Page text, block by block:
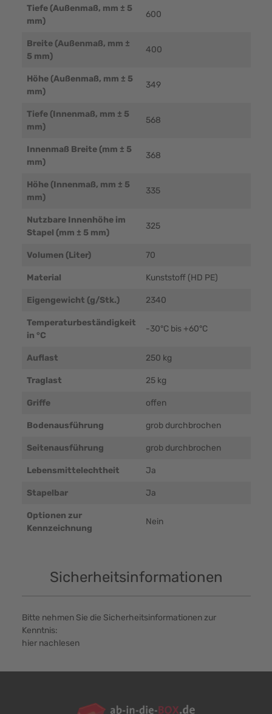
Tiefe (Außenmaß, mm ± 5
mm)
600
Breite (Außenmaß, mm ±
5 mm)
400
Höhe (Außenmaß, mm ± 5
mm)
349
Tiefe (Innenmaß, mm ± 5
mm)
568
Innenmaß Breite (mm ± 5
mm)
368
Höhe (Innenmaß, mm ± 5
mm)
335
Nutzbare Innenhöhe im
Stapel (mm ± 5 mm)
325
Volumen (Liter) 70
Material Kunststoff (HD PE)
Eigengewicht (g/Stk.) 2340
Temperaturbeständigkeit
in °C
-30°C bis +60°C
Auflast 250 kg
Traglast 25 kg
Griffe offen
Bodenausführung grob durchbrochen
Seitenausführung grob durchbrochen
Lebensmittelechtheit Ja
Stapelbar Ja
Optionen zur
Kennzeichnung
Nein
Sicherheitsinformationen
Bitte nehmen Sie die Sicherheitsinformationen zur
Kenntnis:
hier nachlesen